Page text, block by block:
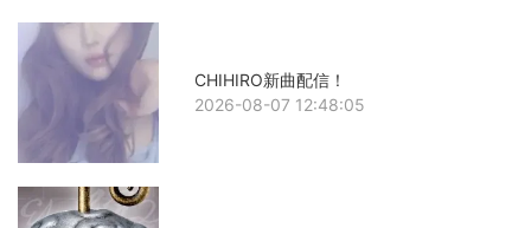
CHIHIRO新曲配信！
2026-08-07 12:48:05